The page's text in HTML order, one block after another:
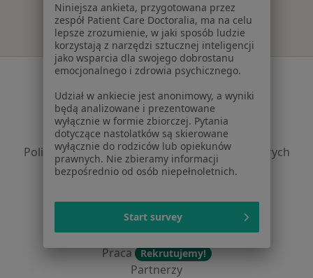
Serwis
Regulamin
Polityka prywatności pacjentów
Polityka prywatności profesjonalistów
Polityka prywatności dla profesjonalistów, których
dane pozyskaliśmy samodzielnie
Jak działają wyniki wyszukiwania
Dostępność
O nas
Praca Rekrutujemy!
Partnerzy
Niniejsza ankieta, przygotowana przez
zespół Patient Care Doctoralia, ma na celu
lepsze zrozumienie, w jaki sposób ludzie
korzystają z narzędzi sztucznej inteligencji
jako wsparcia dla swojego dobrostanu
emocjonalnego i zdrowia psychicznego.
Udział w ankiecie jest anonimowy, a wyniki
będą analizowane i prezentowane
wyłącznie w formie zbiorczej. Pytania
dotyczące nastolatków są skierowane
wyłącznie do rodziców lub opiekunów
prawnych. Nie zbieramy informacji
bezpośrednio od osób niepełnoletnich.
Start survey